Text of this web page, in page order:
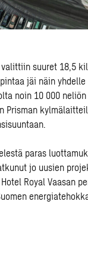
valittiin suuret 18,5
jäi näin
noin 10 000
Prisman
paras
jo uusien
Royal Vaasan